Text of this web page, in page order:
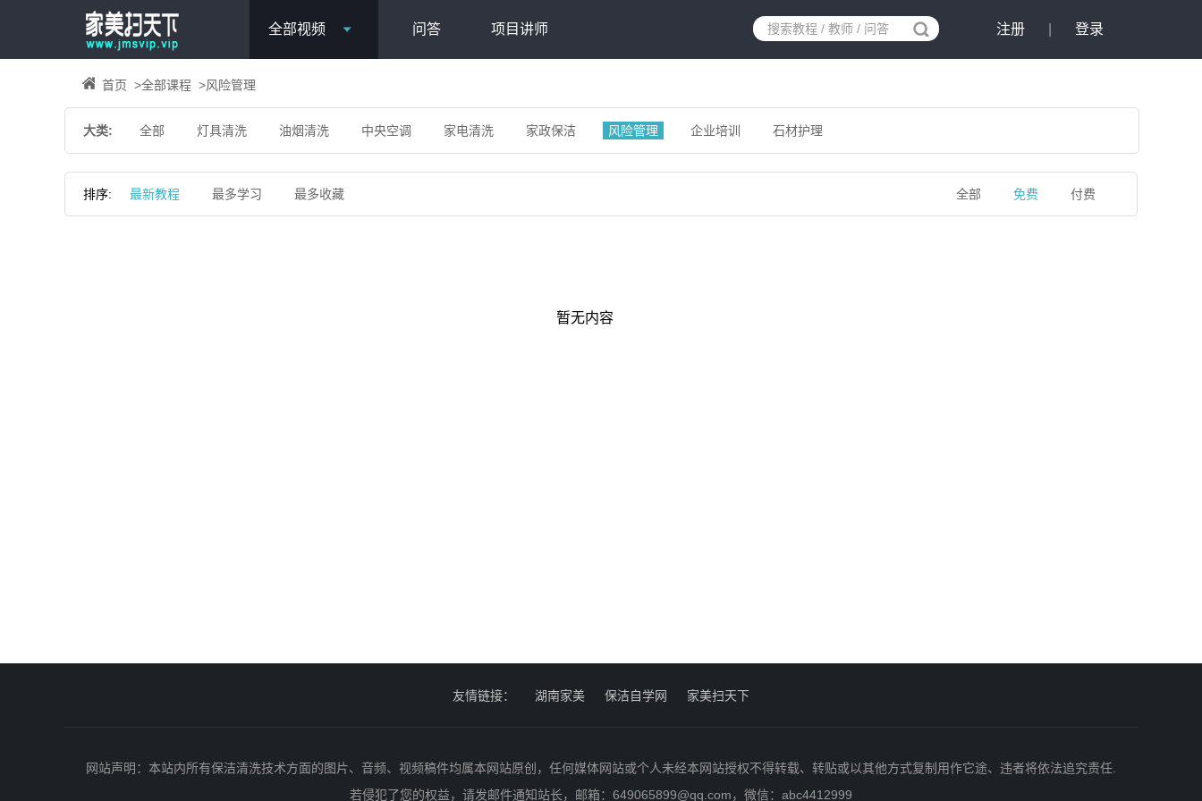
全部视频 问答 项目讲师 注册 登录
首页 >全部课程 >风险管理
大类: 全部 灯具清洗 油烟清洗 中央空调 家电清洗 家政保洁 风险管理 企业培训 石材护理
排序: 最新教程 最多学习 最多收藏 全部 免费 付费
暂无内容
友情链接： 湖南家美 保洁自学网 家美扫天下
网站声明：本站内所有保洁清洗技术方面的图片、音频、视频稿件均属本网站原创，任何媒体网站或个人未经本网站授权不得转载、转贴或以其他方式复制用作它途、违者将依法追究责任.
若侵犯了您的权益，请发邮件通知站长，邮箱：649065899@qq.com，微信：abc4412999